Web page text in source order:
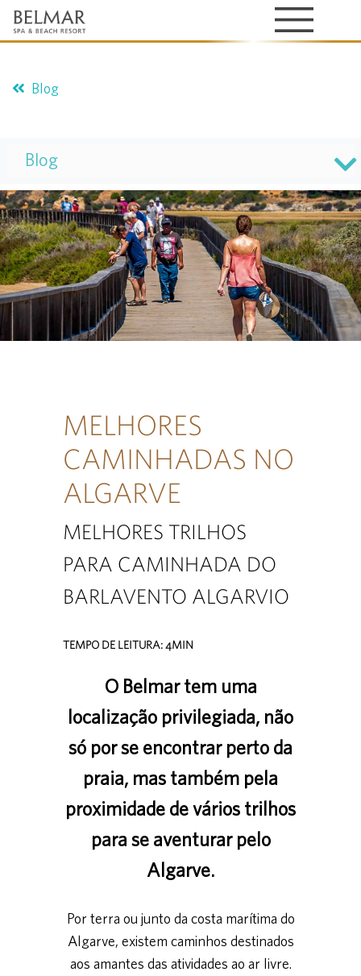
Blog
Blog
MELHORES
CAMINHADAS NO
ALGARVE
MELHORES TRILHOS
PARA CAMINHADA DO
BARLAVENTO ALGARVIO
TEMPO DE LEITURA: 4MIN
O Belmar tem uma
localização privilegiada, não
só por se encontrar perto da
praia, mas também pela
proximidade de vários trilhos
para se aventurar pelo
Algarve.
Por terra ou junto da costa marítima do
Algarve, existem caminhos destinados
aos amantes das atividades ao ar livre.